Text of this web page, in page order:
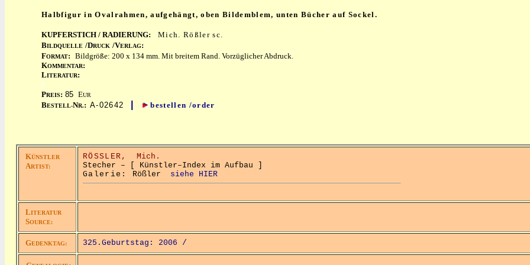
Halbfigur in Ovalrahmen, aufgehängt, oben Bildemblem, unten Bücher auf Sockel.
KUPFERSTICH / RADIERUNG:
Mich. Rößler sc.
BILDQUELLE /DRUCK /VERLAG:
FORMAT: Bildgröße: 200 x 134 mm. Mit breitem Rand. Vorzüglicher Abdruck.
KOMMENTAR:
LITERATUR:
x
PREIS: 85 EUR
BESTELL-NR.: A-02642 | bestellen /order
KÜNSTLER
ARTIST:
RÖSSLER,
Mich.
Stecher – [ Künstler–Index im Aufbau ]
Galerie: Rößler siehe HIER
LITERATUR
SOURCE:
GEDENKTAG: 325.Geburtstag: 2006 /